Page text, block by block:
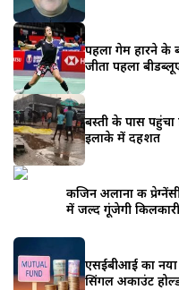
पहला गेम हारने के
जीता पहला
बस्ती के पास पहुंचा
इलाके में दहशत
कजिन अलाना की
में जल्द गूंजेगी किलकारी
एसईबीआई का
सिंगल अकाउंट